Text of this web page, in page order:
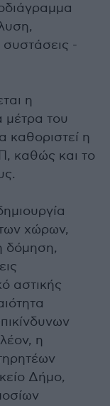
-
η
μέτρα του
καθοριστεί η
καθώς και το
χώρων,
δόμηση,
αστικής
η
Δήμο,